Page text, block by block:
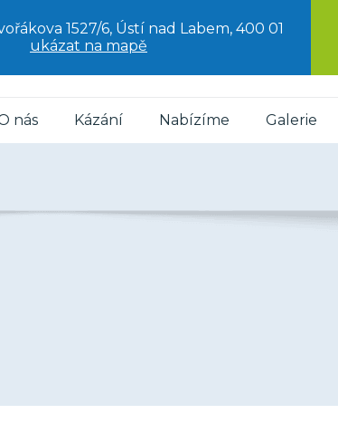
1527/6, Ústí nad Labem, 400 01
ukázat na mapě
nás Kázání Nabízíme Galerie